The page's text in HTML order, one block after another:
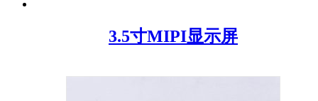
3.5寸MIPI显示屏